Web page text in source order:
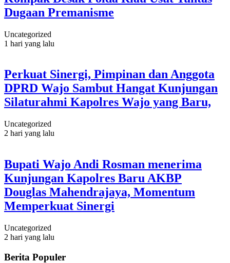
Dugaan Premanisme
Uncategorized
1 hari yang lalu
Perkuat Sinergi, Pimpinan dan Anggota
DPRD Wajo Sambut Hangat Kunjungan
Silaturahmi Kapolres Wajo yang Baru,
Uncategorized
2 hari yang lalu
Bupati Wajo Andi Rosman menerima
Kunjungan Kapolres Baru AKBP
Douglas Mahendrajaya, Momentum
Memperkuat Sinergi
Uncategorized
2 hari yang lalu
Berita Populer